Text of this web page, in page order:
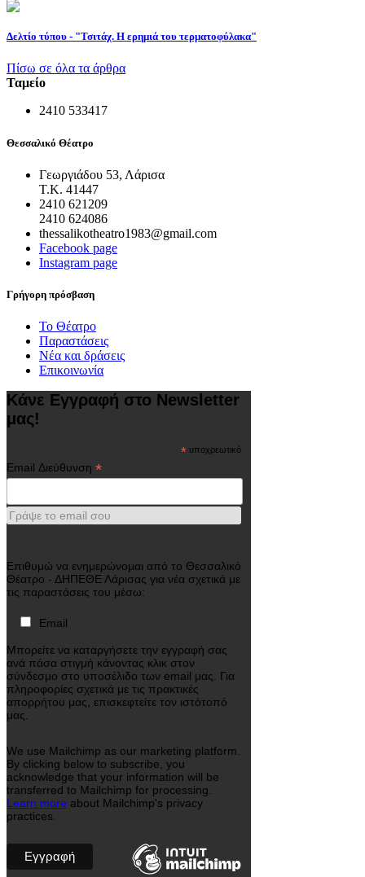
Δελτίο τύπου - "Τσιτάχ. Η ερημιά του τερματοφύλακα"
Πίσω σε όλα τα άρθρα
Ταμείο
2410 533417
Θεσσαλικό Θέατρο
Γεωργιάδου 53, Λάρισα
Τ.Κ. 41447
2410 621209
2410 624086
thessalikotheatro1983@gmail.com
Facebook page
Instagram page
Γρήγορη πρόσβαση
Το Θέατρο
Παραστάσεις
Νέα και δράσεις
Επικοινωνία
Κάνε Εγγραφή στο Newsletter
μας!
* υποχρεωτικό
Email Διεύθυνση *
Γράψε το email σου
Επιθυμώ να ενημερώνομαι από το Θεσσαλικό
Θέατρο - ΔΗΠΕΘΕ Λάρισας για νέα σχετικά με
τις παραστάσεις του μέσω:
Email
Μπορείτε να καταργήσετε την εγγραφή σας
ανά πάσα στιγμή κάνοντας κλικ στον
σύνδεσμο στο υποσέλιδο των email μας. Για
πληροφορίες σχετικά με τις πρακτικές
απορρήτου μας, επισκεφτείτε τον ιστότοπό
μας.
We use Mailchimp as our marketing platform.
By clicking below to subscribe, you
acknowledge that your information will be
transferred to Mailchimp for processing.
Learn more about Mailchimp's privacy
practices.